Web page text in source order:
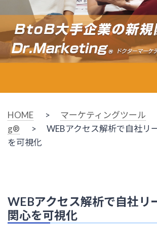
HOME > マーケティングツール
g® > WEBアクセス解析で自社リ
を可視化
WEBアクセス解析で自社リ
関心を可視化